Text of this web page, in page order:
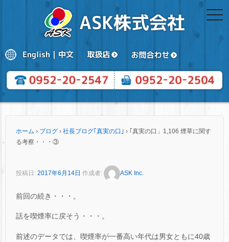
ホーム › ブログ › 社長ブログ｢真実の口｣ › ｢真実の口」1,106 煙草に関す
る考察・・・③
投稿日: 2017年6月14日 作成者: ASK Inc.
前回の続き・・・。
話を喫煙率に戻そう・・・。
前述のデータでは、喫煙率が一番高い年代は男女ともに40歳